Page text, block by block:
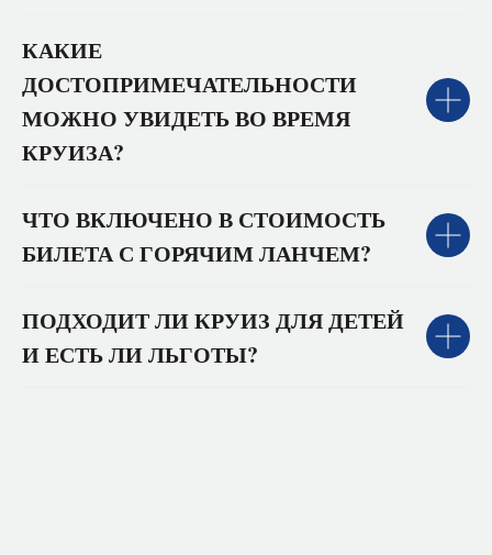
КАКИЕ
ДОСТОПРИМЕЧАТЕЛЬНОСТИ
МОЖНО УВИДЕТЬ ВО ВРЕМЯ
КРУИЗА?
ЧТО ВКЛЮЧЕНО В СТОИМОСТЬ
БИЛЕТА С ГОРЯЧИМ ЛАНЧЕМ?
ПОДХОДИТ ЛИ КРУИЗ ДЛЯ ДЕТЕЙ
И ЕСТЬ ЛИ ЛЬГОТЫ?